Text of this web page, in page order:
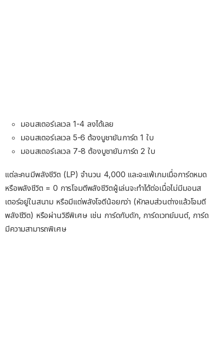
มอนสเตอร์เลเวล 1-4 ลงได้เลย
มอนสเตอร์เลเวล 5-6 ต้องบูชายันการ์ด 1 ใบ
มอนสเตอร์เลเวล 7-8 ต้องบูชายันการ์ด 2 ใบ
แต่ละคนมีพลังชีวิต (LP) จำนวน 4,000 และจะแพ้เกมเมื่อการ์ดหมด
หรือพลังชีวิต = 0 การโจมตีพลังชีวิตผู้เล่นจะทำได้ต่อเมื่อไม่มีมอนส
เตอร์อยู่ในสนาม หรือมีแต่พลังโจตีน้อยกว่า (หักลบส่วนต่างแล้วโจมตี
พลังชีวิต) หรือผ่านวิธีพิเศษ เช่น การ์ดกับดัก, การ์ดเวทย์มนต์, การ์ด
มีความสามารถพิเศษ